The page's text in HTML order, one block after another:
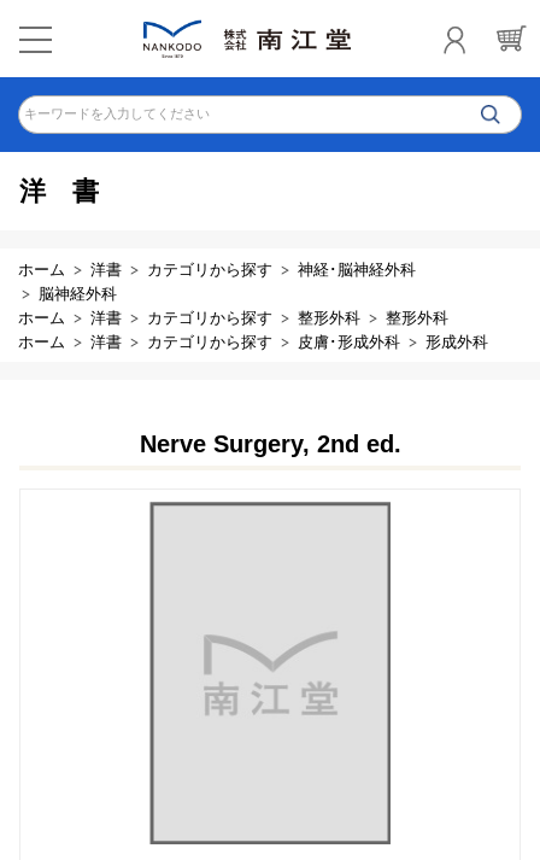
キーワードを入力してください
洋書
ホーム 洋書 カテゴリから探す
神経･脳神経外科
脳神経外科
ホーム
洋書 カテゴリから探す 整形外科
整形外科
ホーム
洋書 カテゴリから探す 皮膚･形成外科 形成外科
Nerve Surgery, 2nd ed.